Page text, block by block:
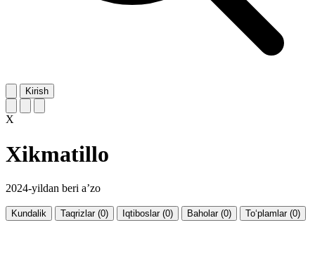
Kirish
X
Xikmatillo
2024-yildan beri a’zo
Kundalik Taqrizlar (0) Iqtiboslar (0) Baholar (0) To‘plamlar (0)